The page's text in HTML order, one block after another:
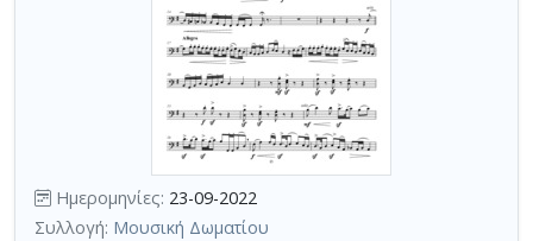
Ημερομηνίες: 23-09-2022
Συλλογή: Μουσική Δωματίου